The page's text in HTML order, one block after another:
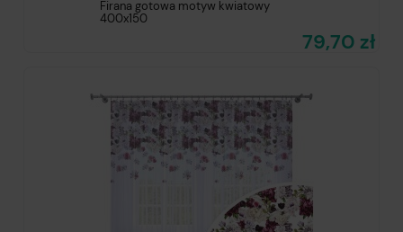
Firana gotowa motyw kwiatowy
400x150
79,70 zł